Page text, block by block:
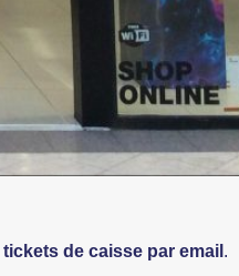
tickets de caisse par email .